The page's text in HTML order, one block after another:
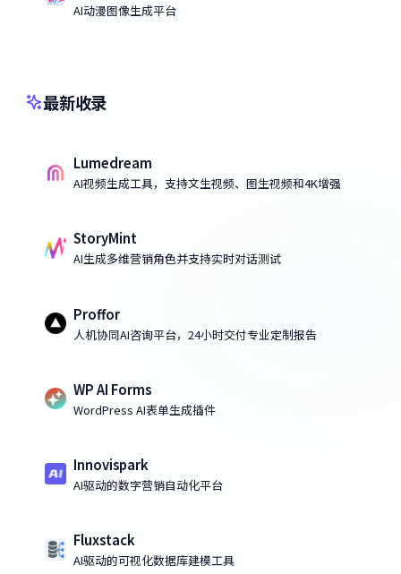
AI动漫图像生成平台
最新收录
Lumedream
AI视频生成工具，支持文生视频、图生视频和4K增强
StoryMint
AI生成多维营销角色并支持实时对话测试
Proffor
人机协同AI咨询平台，24小时交付专业定制报告
WP AI Forms
WordPress AI表单生成插件
Innovispark
AI驱动的数字营销自动化平台
Fluxstack
AI驱动的可视化数据库建模工具